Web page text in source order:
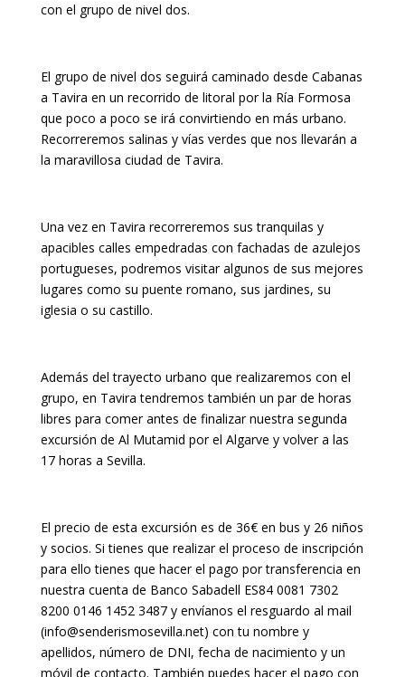
con el grupo de nivel dos.
El grupo de nivel dos seguirá caminado desde Cabanas
a Tavira en un recorrido de litoral por la Ría Formosa
que poco a poco se irá convirtiendo en más urbano.
Recorreremos salinas y vías verdes que nos llevarán a
la maravillosa ciudad de Tavira.
Una vez en Tavira recorreremos sus tranquilas y
apacibles calles empedradas con fachadas de azulejos
portugueses, podremos visitar algunos de sus mejores
lugares como su puente romano, sus jardines, su
iglesia o su castillo.
Además del trayecto urbano que realizaremos con el
grupo, en Tavira tendremos también un par de horas
libres para comer antes de finalizar nuestra segunda
excursión de Al Mutamid por el Algarve y volver a las
17 horas a Sevilla.
El precio de esta excursión es de 36€ en bus y 26 niños
y socios. Si tienes que realizar el proceso de inscripción
para ello tienes que hacer el pago por transferencia en
nuestra cuenta de Banco Sabadell ES84 0081 7302
8200 0146 1452 3487 y envíanos el resguardo al mail
(info@senderismosevilla.net) con tu nombre y
apellidos, número de DNI, fecha de nacimiento y un
móvil de contacto. También puedes hacer el pago con